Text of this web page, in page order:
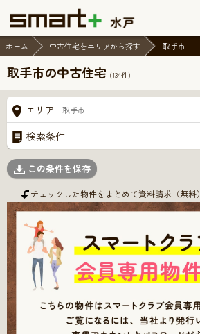
ホーム 中古住宅をエリアから探す 取手市
取手市の中古住宅 (134件)
エリア 取手市
検索条件
この条件を保存
チェックした物件をまとめて資料請求（無料）